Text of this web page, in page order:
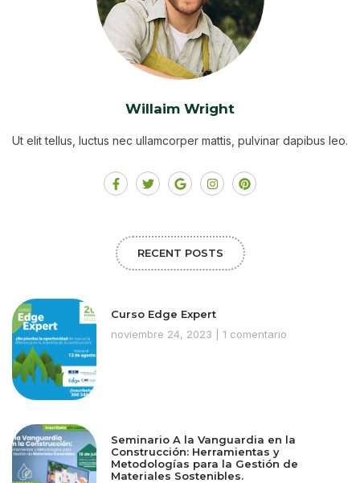
Willaim Wright
Ut elit tellus, luctus nec ullamcorper mattis, pulvinar dapibus leo.
RECENT POSTS
Curso Edge Expert
noviembre 24, 2023
1 comentario
Seminario A la Vanguardia en la
Construcción: Herramientas y
Metodologías para la Gestión de
Materiales Sostenibles.